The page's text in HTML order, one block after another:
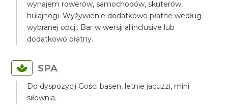
wynajem rowerów, samochodów, skuterów,
hulajnogi. Wyżywienie dodatkowo płatne według
wybranej opcji. Bar w wersji allinclusive lub
dodatkowo płatny.
SPA
Do dyspozycji Gości basen, letnie jacuzzi, mini
siłownia.